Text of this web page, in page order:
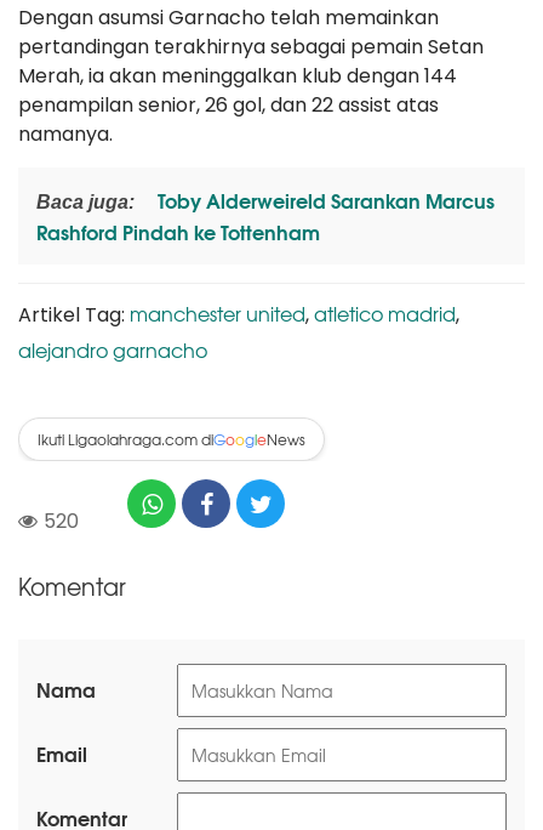
Dengan asumsi Garnacho telah memainkan
pertandingan terakhirnya sebagai pemain Setan
Merah, ia akan meninggalkan klub dengan 144
penampilan senior, 26 gol, dan 22 assist atas
namanya.
Baca juga:
Toby Alderweireld Sarankan Marcus
Rashford Pindah ke Tottenham
Artikel Tag: manchester united,atletico madrid,
alejandro garnacho
Ikuti Ligaolahraga.com diGoogleNews
520
Komentar
Nama
Email
Komentar